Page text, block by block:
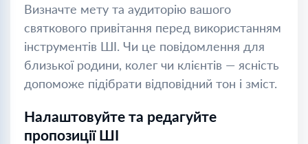
Визначте мету та аудиторію вашого
святкового привітання перед використанням
інструментів ШІ. Чи це повідомлення для
близької родини, колег чи клієнтів — ясність
допоможе підібрати відповідний тон і зміст.
Налаштовуйте та редагуйте
пропозиції ШІ